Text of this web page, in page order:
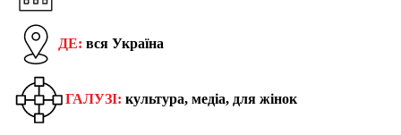
ДЕ: вся Україна
ГАЛУЗІ: культура, медіа, для жінок